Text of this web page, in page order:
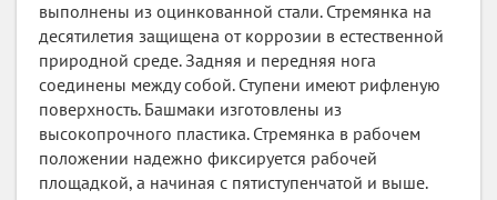
выполнены из оцинкованной стали. Стремянка на
десятилетия защищена от коррозии в естественной
природной среде. Задняя и передняя нога
соединены между собой. Ступени имеют рифленую
поверхность. Башмаки изготовлены из
высокопрочного пластика. Стремянка в рабочем
положении надежно фиксируется рабочей
площадкой, а начиная с пятиступенчатой и выше.